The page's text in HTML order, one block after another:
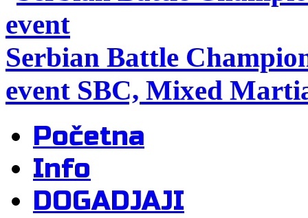
Serbian Battle
event SBC, Mixed
Početna
Info
DOGADJAJI